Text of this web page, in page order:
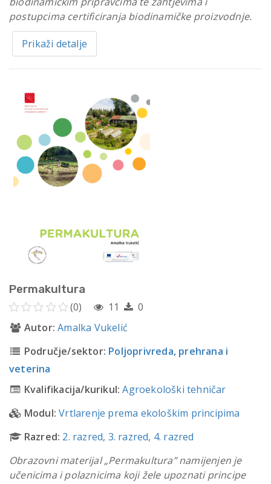
postupcima certificiranja biodinamičke proizvodnje.
Prikaži detalje
Permakultura
(0) 11
0
Autor: Amalka Vukelić
Područje/sektor: Poljoprivreda, prehrana i
veterina
Kvalifikacija/kurikul: Agroekološki tehničar
Modul: Vrtlarenje prema ekološkim principima
Razred: 2. razred, 3. razred, 4. razred
Obrazovni materijal „Permakultura” namijenjen je
učenicima i polaznicima koji žele upoznati principe